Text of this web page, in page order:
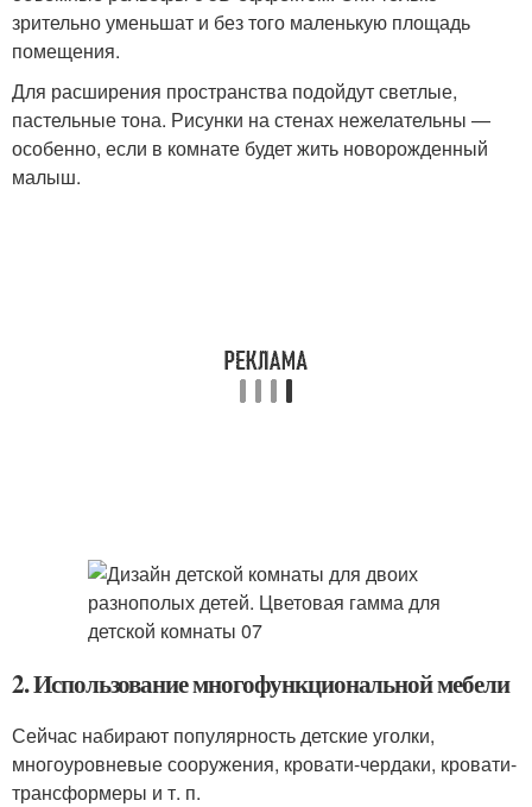
зрительно уменьшат и без того маленькую площадь
помещения.
Для расширения пространства подойдут светлые,
пастельные тона. Рисунки на стенах нежелательны —
особенно, если в комнате будет жить новорожденный
малыш.
2. Использование многофункциональной мебели
Сейчас набирают популярность детские уголки,
многоуровневые сооружения, кровати-чердаки, кровати-
трансформеры и т. п.